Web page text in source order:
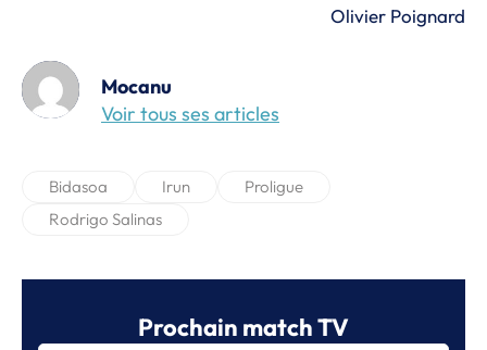
Olivier Poignard
Mocanu
Voir tous ses articles
Bidasoa Irun
Proligue
Rodrigo Salinas
Prochain match TV